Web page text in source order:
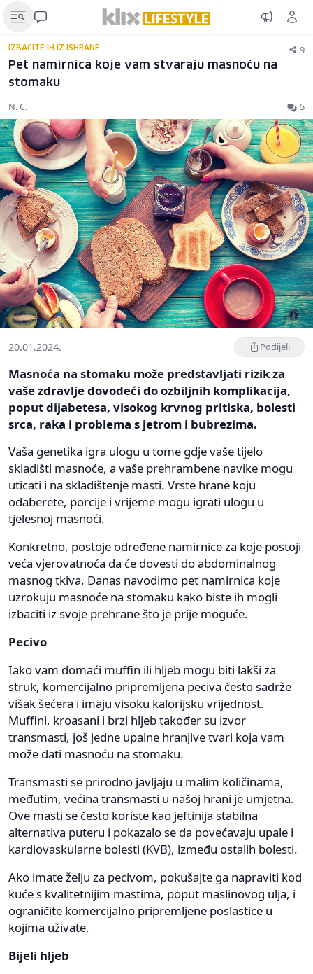
IZBACITE IH IZ ISHRANE 9
Pet namirnica koje vam stvaraju masnoću na
stomaku
N. C. 5
20.01.2024. Podijeli
Masnoća na stomaku može predstavljati rizik za
vaše zdravlje dovodeći do ozbiljnih komplikacija,
poput dijabetesa, visokog krvnog pritiska, bolesti
srca, raka i problema s jetrom i bubrezima.
Vaša genetika igra ulogu u tome gdje vaše tijelo
skladišti masnoće, a vaše prehrambene navike mogu
uticati i na skladištenje masti. Vrste hrane koju
odaberete, porcije i vrijeme mogu igrati ulogu u
tjelesnoj masnoći.
Konkretno, postoje određene namirnice za koje postoji
veća vjerovatnoća da će dovesti do abdominalnog
masnog tkiva. Danas navodimo pet namirnica koje
uzrokuju masnoće na stomaku kako biste ih mogli
izbaciti iz svoje prehrane što je prije moguće.
Pecivo
Iako vam domaći muffin ili hljeb mogu biti lakši za
struk, komercijalno pripremljena peciva često sadrže
višak šećera i imaju visoku kalorijsku vrijednost.
Muffini, kroasani i brzi hljeb također su izvor
transmasti, još jedne upalne hranjive tvari koja vam
može dati masnoću na stomaku.
Transmasti se prirodno javljaju u malim količinama,
međutim, većina transmasti u našoj hrani je umjetna.
Ove masti se često koriste kao jeftinija stabilna
alternativa puteru i pokazalo se da povećavaju upale i
kardiovaskularne bolesti (KVB), između ostalih bolesti.
Ako imate želju za pecivom, pokušajte ga napraviti kod
kuće s kvalitetnijim mastima, poput maslinovog ulja, i
ograničite komercijalno pripremljene poslastice u
kojima uživate.
Bijeli hljeb